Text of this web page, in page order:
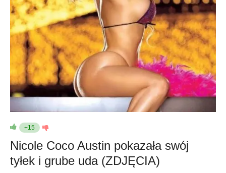
+15
Nicole Coco Austin pokazała swój
tyłek i grube uda (ZDJĘCIA)